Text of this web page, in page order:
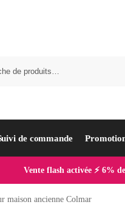
de commande
Vente flash activée ⚡ 6%
maison ancienne Colmar